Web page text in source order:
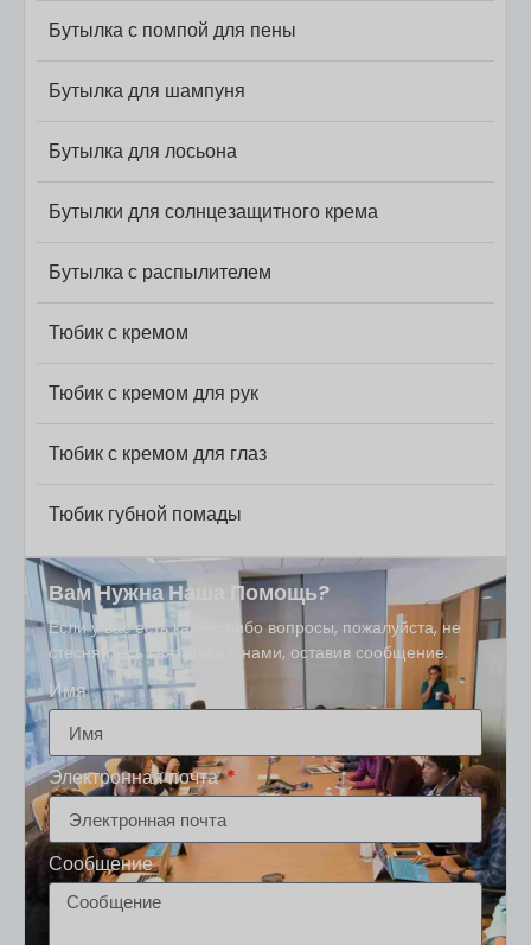
Бутылка с помпой для пены
Бутылка для шампуня
Бутылка для лосьона
Бутылки для солнцезащитного крема
Бутылка с распылителем
Тюбик с кремом
Тюбик с кремом для рук
Тюбик с кремом для глаз
Тюбик губной помады
Вам Нужна Наша Помощь?
Если у вас есть какие-либо вопросы, пожалуйста, не
стесняйтесь связаться с нами, оставив сообщение.
Имя
Электронная почта
Сообщение